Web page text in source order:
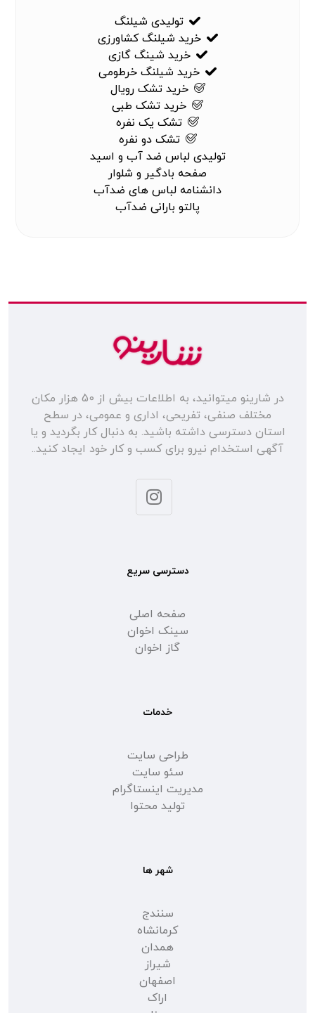
تولیدی شیلنگ
خرید شیلنگ کشاورزی
خرید شینگ گازی
خرید شیلنگ خرطومی
خرید تشک رویال
خرید تشک طبی
تشک یک نفره
تشک دو نفره
تولیدی لباس ضد آب و اسید
صفحه بادگیر و شلوار
دانشنامه لباس های ضدآب
پالتو بارانی ضدآب
در شارینو میتوانید، به اطلاعات بیش از 50 هزار مکان
مختلف صنفی، تفریحی، اداری و عمومی، در سطح
استان دسترسی داشته باشید. به دنبال کار بگردید و یا
آگهی استخدام نیرو برای کسب و کار خود ایجاد کنید..
دسترسی سریع
صفحه اصلی
سینک اخوان
گاز اخوان
خدمات
طراحی سایت
سئو سایت
مدیریت اینستاگرام
تولید محتوا
شهر ها
سنندج
کرمانشاه
همدان
شیراز
اصفهان
اراک